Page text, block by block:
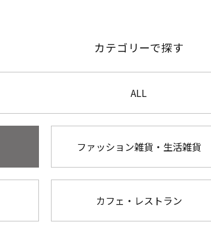
カテゴリーで探す
ALL
ファッション雑貨・生活雑貨
カフェ・レストラン